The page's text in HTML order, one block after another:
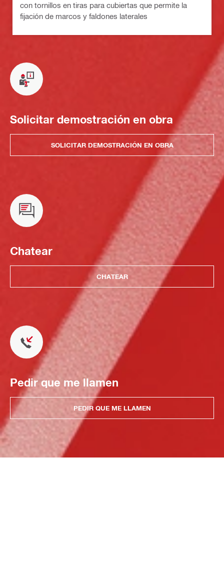
con tornillos en tiras para cubiertas que permite la
fijación de marcos y faldones laterales
Solicitar demostración en obra
SOLICITAR DEMOSTRACIÓN EN OBRA
Chatear
CHATEAR
Pedir que me llamen
PEDIR QUE ME LLAMEN